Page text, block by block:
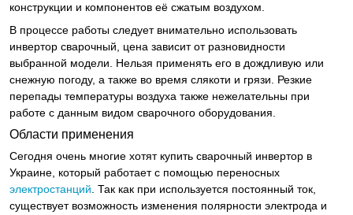
конструкции и компонентов её сжатым воздухом.
В процессе работы следует внимательно использовать
инвертор сварочный, цена зависит от разновидности
выбранной модели. Нельзя применять его в дождливую или
снежную погоду, а также во время слякоти и грязи. Резкие
перепады температуры воздуха также нежелательны при
работе с данным видом сварочного оборудования.
Области применения
Сегодня очень многие хотят купить сварочный инвертор в
Украине, который работает с помощью переносных
электростанций . Так как при используется постоянный ток,
существует возможность изменения полярности электрода и